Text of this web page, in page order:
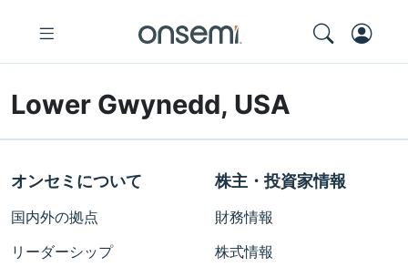
Lower Gwynedd, USA
オンセミについて
国内外の拠点
リーダーシップ
株主・投資家情報
財務情報
株式情報